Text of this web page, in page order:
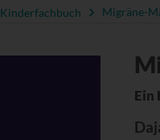
Kinderfachbuch Migräne-
Ein